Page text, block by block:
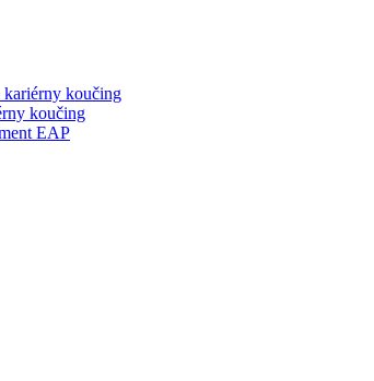
kariérny koučing
koučing
EAP